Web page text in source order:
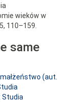
wieków w
110–159.
same
(aut.
Studia